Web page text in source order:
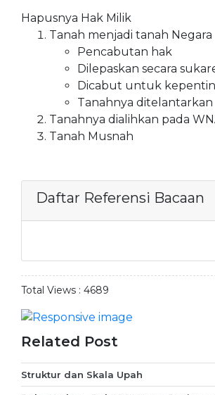
Hapusnya Hak Milik
Tanah menjadi tanah Negara
Pencabutan hak
Dilepaskan secara
Dicabut untuk
Tanahnya ditelantarkan
Tanahnya dialihkan pada
Tanah Musnah
Daftar Referensi Bacaan
Total Views : 4689
Related Post
Struktur dan Skala Upah